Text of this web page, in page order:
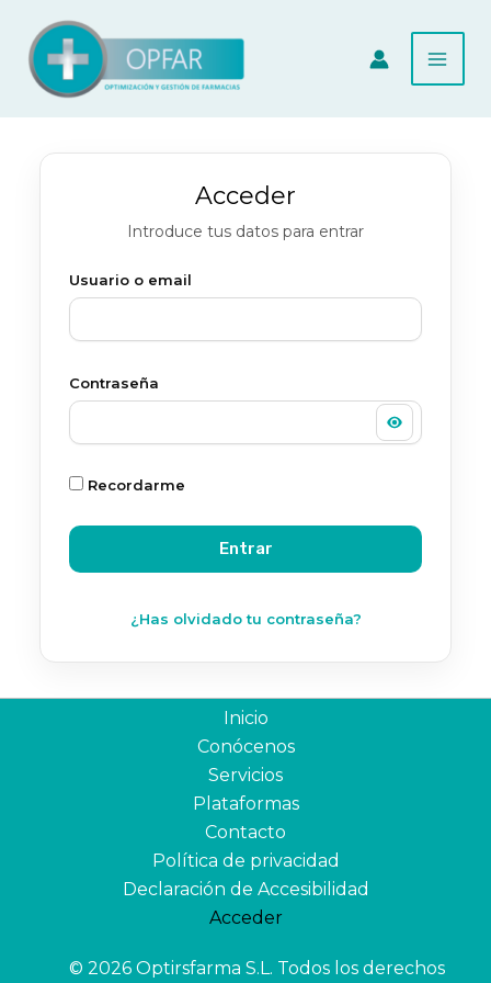
contenido
Acceder
Introduce tus datos para entrar
Usuario o email
Contraseña
Recordarme
¿Has olvidado tu contraseña?
Inicio
Conócenos
Servicios
Plataformas
Contacto
Política de privacidad
Declaración de Accesibilidad
Acceder
© 2026 Optirsfarma S.L. Todos los derechos